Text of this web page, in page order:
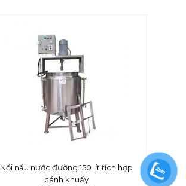
Nồi nấu nước đường 150 lít tích hợp
cánh khuấy
Nồi